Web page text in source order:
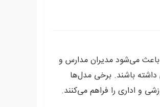
باعث می‌شود مدیران مدارس و
داشته باشند. برخی مدل‌ها
و اداری را فراهم می‌کنند.